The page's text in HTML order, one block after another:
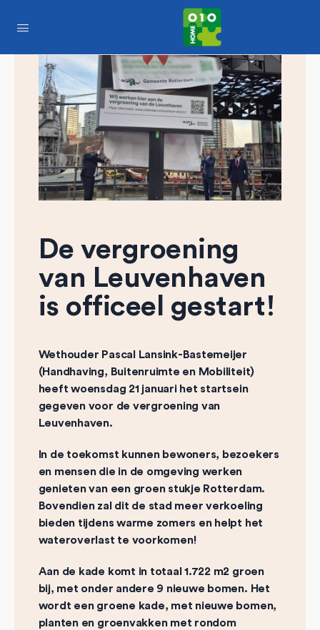
De vergroening
van Leuvenhaven
is officeel gestart!
Wethouder Pascal Lansink-Bastemeijer
(Handhaving, Buitenruimte en Mobiliteit)
heeft woensdag 21 januari het startsein
gegeven voor de vergroening van
Leuvenhaven.
In de toekomst kunnen bewoners, bezoekers
en mensen die in de omgeving werken
genieten van een groen stukje Rotterdam.
Bovendien zal dit de stad meer verkoeling
bieden tijdens warme zomers en helpt het
wateroverlast te voorkomen!
Aan de kade komt in totaal 1.722 m2 groen
bij, met onder andere 9 nieuwe bomen. Het
wordt een groene kade, met nieuwe bomen,
planten en groenvakken met rondom